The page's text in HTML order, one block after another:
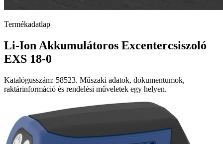
Termékadatlap
Li-Ion Akkumulátoros Excentercsiszoló
EXS 18-0
Katalógusszám: 58523. Műszaki adatok, dokumentumok,
raktárinformáció és rendelési műveletek egy helyen.